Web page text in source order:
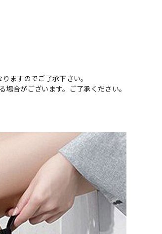
ますのでご了承下さい。
合がございます。ご了承ください。